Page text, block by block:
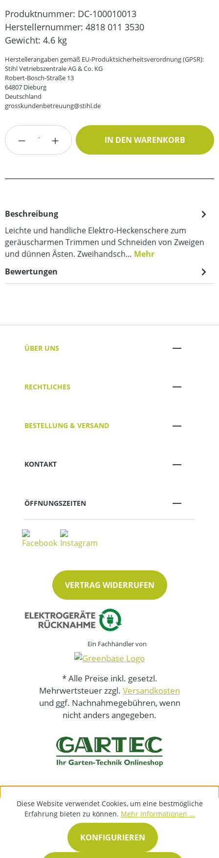
Produktnummer: DC-100010013
Herstellernummer: 4818 011 3530
Gewicht: 4.6 kg
Herstellerangaben gemäß EU-Produktsicherheitsverordnung (GPSR):
Stihl Vetriebszentrale AG & Co. KG
Robert-Bosch-Straße 13
64807 Dieburg
Deutschland
grosskundenbetreuung@stihl.de
Produkt Anzahl: Gib den gewünschten
IN DEN WARENKORB
Beschreibung
Leichte und handliche Elektro-Heckenschere zum
geräuscharmen Trimmen und Schneiden von Zweigen
und dünnen Ästen. Zweihandsch… Mehr
Bewertungen
ÜBER UNS
RECHTLICHES
BESTELLUNG & VERSAND
KONTAKT
ÖFFNUNGSZEITEN
VERTRAG WIDERRUFEN
Ein Fachhändler von
* Alle Preise inkl. gesetzl.
Mehrwertsteuer zzgl. Versandkosten
und ggf. Nachnahmegebühren, wenn
nicht anders angegeben.
Diese Website verwendet Cookies, um eine bestmögliche
Erfahrung bieten zu können. Mehr Informationen ...
KONFIGURIEREN